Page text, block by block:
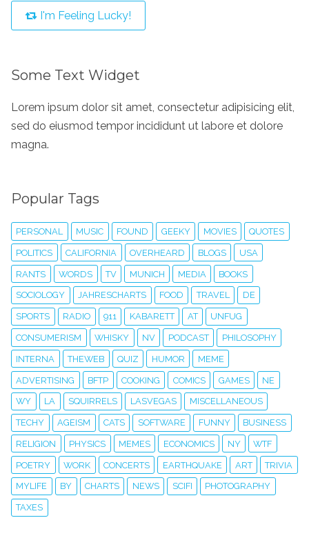
I'm Feeling Lucky!
Some Text Widget
Lorem ipsum dolor sit amet, consectetur adipisicing elit,
sed do eiusmod tempor incididunt ut labore et dolore
magna.
Popular Tags
PERSONAL MUSIC FOUND GEEKY MOVIES QUOTES
POLITICS CALIFORNIA OVERHEARD BLOGS USA
RANTS WORDS TV MUNICH MEDIA BOOKS
SOCIOLOGY JAHRESCHARTS FOOD TRAVEL DE
SPORTS RADIO 911 KABARETT AT UNFUG
CONSUMERISM WHISKY NV PODCAST PHILOSOPHY
INTERNA THEWEB QUIZ HUMOR MEME
ADVERTISING BFTP COOKING COMICS GAMES NE
WY LA SQUIRRELS LASVEGAS MISCELLANEOUS
TECHY AGEISM CATS SOFTWARE FUNNY BUSINESS
RELIGION PHYSICS MEMES ECONOMICS NY WTF
POETRY WORK CONCERTS EARTHQUAKE ART TRIVIA
MYLIFE BY CHARTS NEWS SCIFI PHOTOGRAPHY
TAXES